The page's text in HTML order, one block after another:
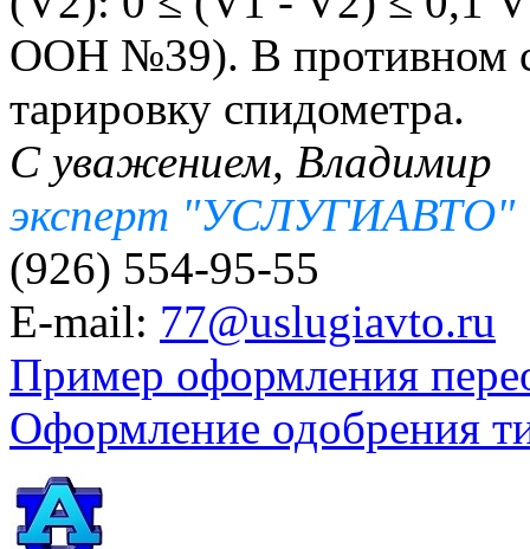
ООН №39). В противном
тарировку спидометра.
С уважением, Владимир
эксперт "УСЛУГИАВТО"
(926) 554-95-55
E-mail: 77@uslugiavto.ru
Пример оформления
Оформление одобрения